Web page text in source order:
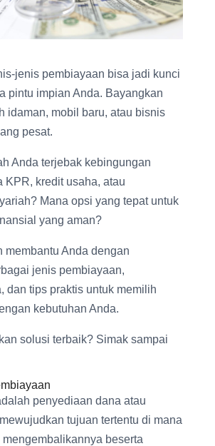
jenis pembiayaan bisa jadi kunci
pintu impian Anda. Bayangkan
idaman, mobil baru, atau bisnis
pesat.
Anda terjebak kebingungan
KPR, kredit usaha, atau
Mana opsi yang tepat untuk
yang aman?
membantu Anda dengan
jenis pembiayaan,
dan tips praktis untuk memilih
kebutuhan Anda.
solusi terbaik? Simak sampai
penyediaan dana atau
tujuan tertentu di mana
beserta